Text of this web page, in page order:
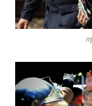
ก